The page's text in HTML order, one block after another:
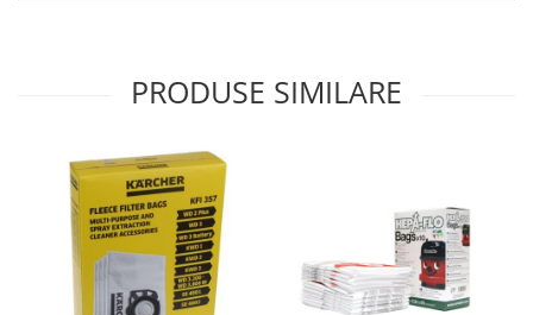
Incaltaminte barbati
Incaltaminte femei
Ochelari de vedere
Gaming, Carti & Birotica
Birotica & Papetarie
Console, Jocuri & Accesorii
Ingrijire personala & Cosmetice
PRODUSE SIMILARE